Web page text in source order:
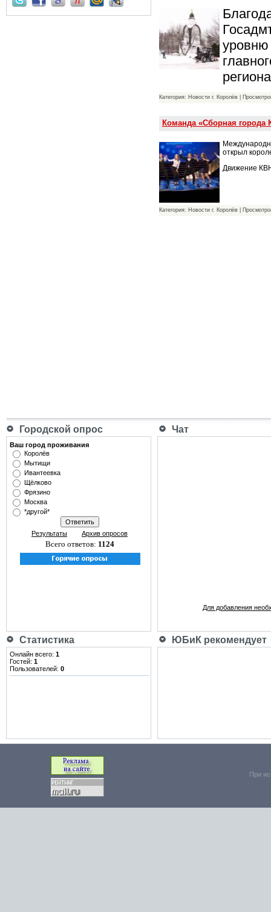
уровню
Категория: Новости г. Королёв |
Команда «Сборная города
открыл
Движение
Категория: Новости г. Королёв |
Городской опрос Чат
Ваш город проживания
Королёв
Мытищи
Ивантеевка
Щёлково
Фрязино
Москва
*другой*
Результаты Архив опросов
Всего ответов: 1124
Для добавления
Статистика ЮБиК рекомендует
Онлайн всего: 1
Гостей: 1
Пользователей: 0
При